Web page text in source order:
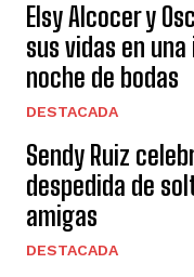
Elsy Alcocer y
sus vidas en
noche de bodas
DESTACADA
Sendy Ruiz
despedida de
amigas
DESTACADA